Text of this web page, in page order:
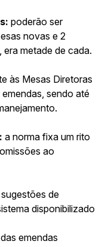
poderão ser
novas e 2
metade de cada.
às Mesas Diretoras
sendo até
a norma fixa um rito
ao
de
disponibilizado
emendas